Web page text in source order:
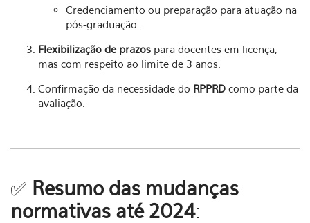
Credenciamento ou preparação para atuação na
pós-graduação.
Flexibilização de prazos para docentes em licença,
mas com respeito ao limite de 3 anos.
Confirmação da necessidade do RPPRD como parte da
avaliação.
✅ Resumo das mudanças
normativas até 2024: